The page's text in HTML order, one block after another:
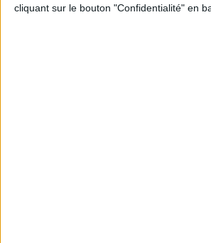
cliquant sur le bouton "Confidentialité" en